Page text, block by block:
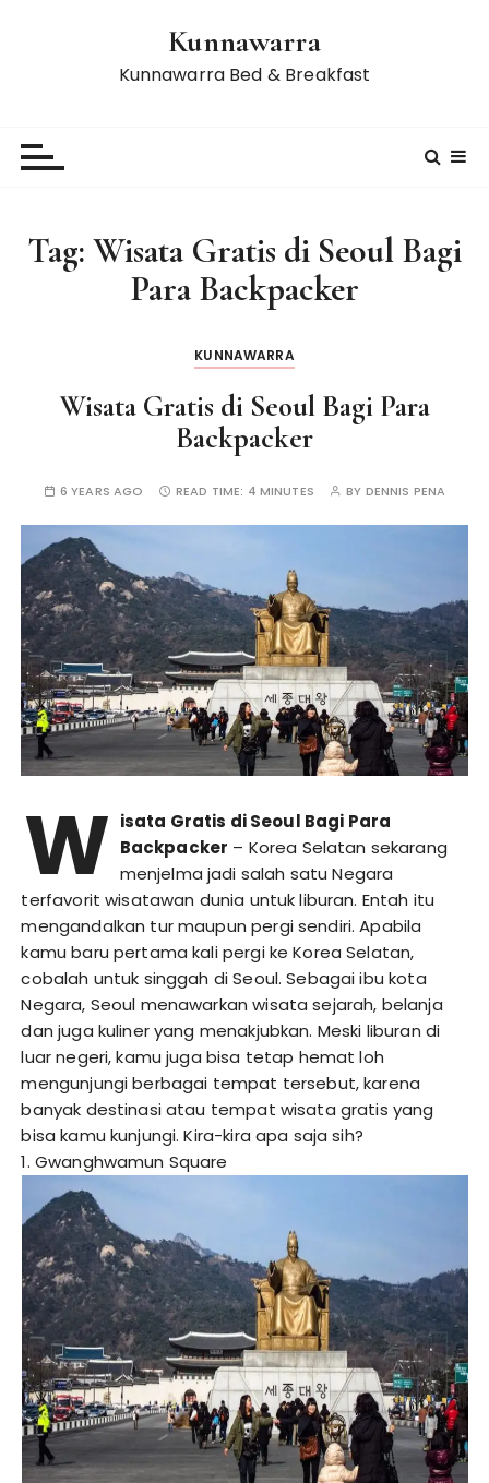
Kunnawarra
Kunnawarra Bed & Breakfast
Tag: Wisata Gratis di Seoul Bagi
Para Backpacker
KUNNAWARRA
Wisata Gratis di Seoul Bagi Para
Backpacker
6 YEARS AGO READ TIME: 4 MINUTES BY DENNIS PENA
W isata Gratis di Seoul Bagi Para
Backpacker – Korea Selatan sekarang
menjelma jadi salah satu Negara
terfavorit wisatawan dunia untuk liburan. Entah itu
mengandalkan tur maupun pergi sendiri. Apabila
kamu baru pertama kali pergi ke Korea Selatan,
cobalah untuk singgah di Seoul. Sebagai ibu kota
Negara, Seoul menawarkan wisata sejarah, belanja
dan juga kuliner yang menakjubkan. Meski liburan di
luar negeri, kamu juga bisa tetap hemat loh
mengunjungi berbagai tempat tersebut, karena
banyak destinasi atau tempat wisata gratis yang
bisa kamu kunjungi. Kira-kira apa saja sih?
1. Gwanghwamun Square